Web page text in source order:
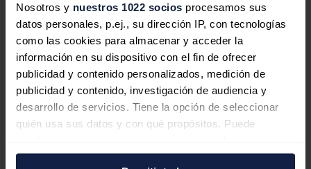
Nosotros y nuestros 1022 socios procesamos sus
datos personales, p.ej., su dirección IP, con tecnologías
como las cookies para almacenar y acceder la
información en su dispositivo con el fin de ofrecer
publicidad y contenido personalizados, medición de
publicidad y contenido, investigación de audiencia y
desarrollo de servicios. Tiene la opción de seleccionar
quién usa sus datos y con qué propósitos. Puede
momento desde la Declaración de cookies o clicando en
futuro para su descarbonización completa y para
caminar la última milla hacia la neutralidad climática
Noticias relacionadas